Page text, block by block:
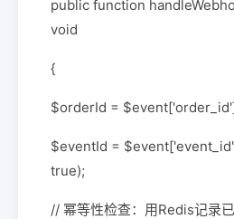
public function
void
{
$orderId =
$eventId =
true);
// 幂等性检查：用Redis记录